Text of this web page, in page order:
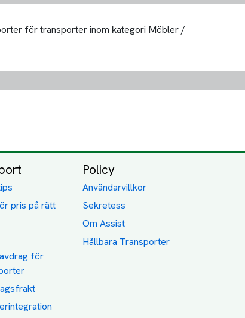
för transporter inom kategori Möbler /
pris på rätt
för
Policy
Användarvillkor
Sekretess
Om Assist
Hållbara Transporter